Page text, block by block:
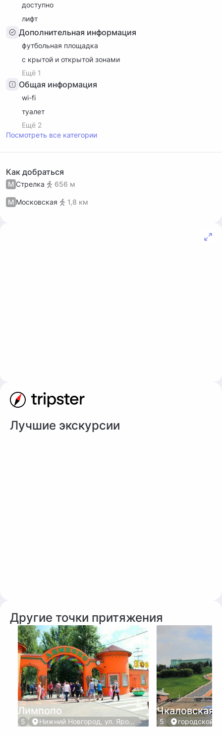
доступно
лифт
Дополнительная информация
футбольная площадка
с крытой и открытой зонами
Ещё 1
Общая информация
wi-fi
туалет
Ещё 2
Посмотреть все категории
Как добраться
М Стрелка 656 м
М Московская 1,8 км
Лучшие экскурсии
Другие точки притяжения
Лимпопо
5 Нижний Новгород, ул. Ярошенко, 7Г, корп. 1
Чкаловская
5